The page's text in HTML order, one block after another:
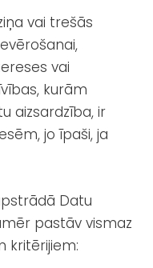
vai trešās
vai
kurām
aizsardzība, ir
jo īpaši, ja
Datu
pastāv vismaz
kritērijiem: